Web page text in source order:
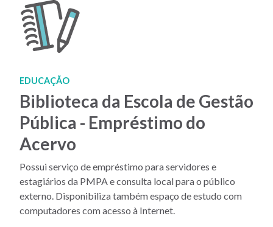
EDUCAÇÃO
Biblioteca da Escola de Gestão
Pública - Empréstimo do
Acervo
Possui serviço de empréstimo para servidores e
estagiários da PMPA e consulta local para o público
externo. Disponibiliza também espaço de estudo com
computadores com acesso à Internet.